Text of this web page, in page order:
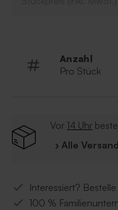
Anzahl
Pro Stück
Vor 14 Uhr
› Alle
Interessiert?
100 %